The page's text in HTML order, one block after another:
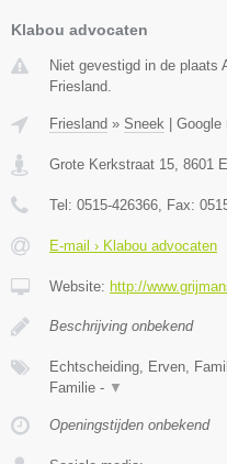
Klabou advocaten
Niet gevestigd in de plaats
Friesland.
Friesland » Sneek Google
Grote Kerkstraat 15 8601
Tel: 0515-426366 , Fax:
E-mail › Klabou advocaten
Website: http://
Beschrijving onbekend
Echtscheiding, Erven,
Familie - ▼
Openingstijden onbekend